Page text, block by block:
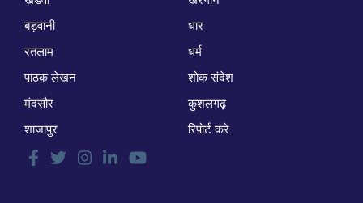
बड़वानी
धार
रतलाम
धर्म
पाठक लेखन
शोक संदेश
मंदसौर
कुशलगढ़
शाजापुर
रिपोर्ट करे